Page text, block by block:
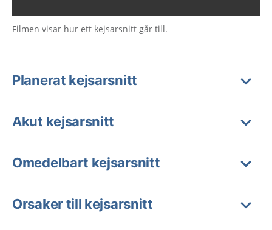
Filmen visar hur ett kejsarsnitt går till.
Planerat kejsarsnitt
Akut kejsarsnitt
Omedelbart kejsarsnitt
Orsaker till kejsarsnitt